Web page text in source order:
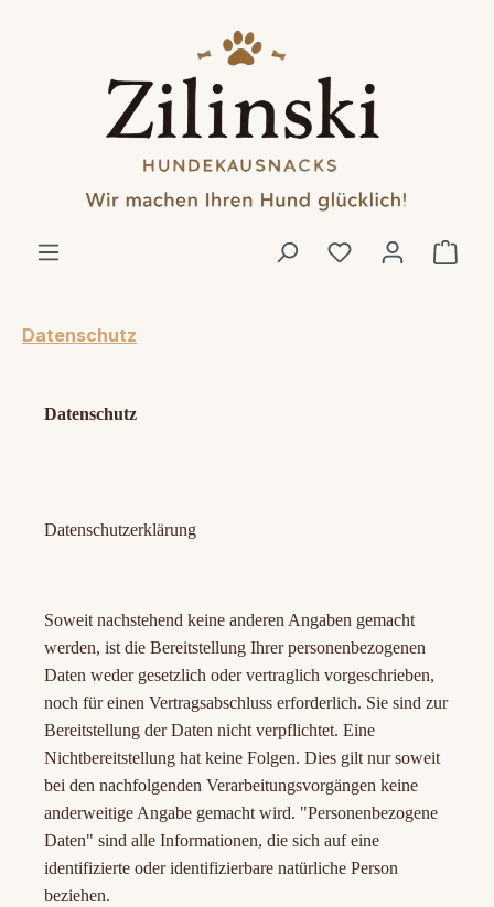
Datenschutz
Datenschutz
Datenschutzerklärung
Soweit nachstehend keine anderen Angaben gemacht
werden, ist die Bereitstellung Ihrer personenbezogenen
Daten weder gesetzlich oder vertraglich vorgeschrieben,
noch für einen Vertragsabschluss erforderlich. Sie sind zur
Bereitstellung der Daten nicht verpflichtet. Eine
Nichtbereitstellung hat keine Folgen. Dies gilt nur soweit
bei den nachfolgenden Verarbeitungsvorgängen keine
anderweitige Angabe gemacht wird. "Personenbezogene
Daten" sind alle Informationen, die sich auf eine
identifizierte oder identifizierbare natürliche Person
beziehen.